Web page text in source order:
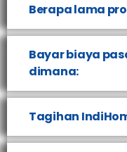
Berapa lama
Bayar biaya
dimana:
Tagihan